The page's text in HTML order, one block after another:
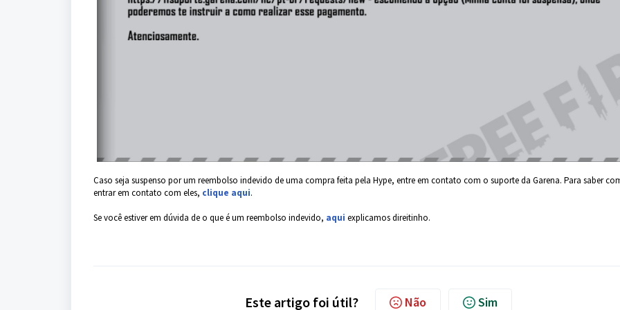
Caso seja suspenso por um reembolso indevido de uma compra feita pela Hype, entre em contato com o suporte da Garena. Para saber
entrar em contato com eles, clique aqui.
Se você estiver em dúvida de o que é um reembolso indevido, aqui explicamos direitinho.
Este artigo foi útil? Não Sim